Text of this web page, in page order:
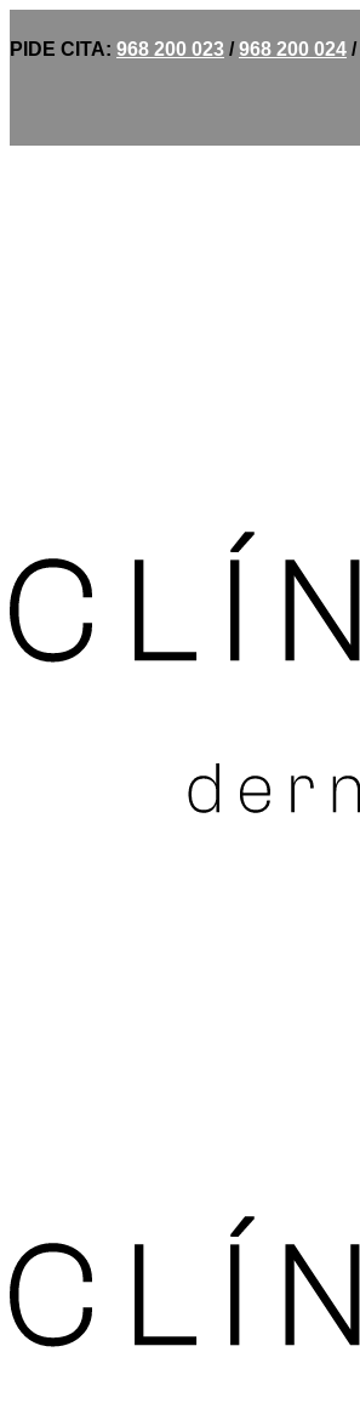
PIDE CITA: 968 200 023 /968 200 024 /